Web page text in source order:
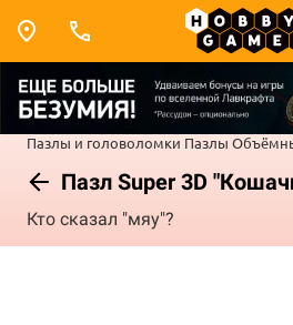
Пазлы и головоломки Пазлы
Пазл Super 3D
Кто сказал "мяу"?